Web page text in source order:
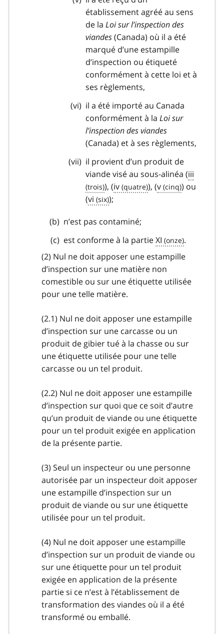
établissement agréé au sens
de la Loi sur l’inspection des
viandes(Canada) où il a été
marqué d’une estampille
d’inspection ou étiqueté
conformément à cette loi et à
ses règlements,
il a été importé au Canada
conformément à la Loi sur
l’inspection des viandes
(Canada) et à ses règlements,
il provient d’un produit de
viande visé au sous-alinéa (iii
), (iv ), (v
) ou
(vi );
n’est pas contaminé;
est conforme à la partieXI
.
(2) Nul ne doit apposer une estampille
d’inspection sur une matière non
comestible ou sur une étiquette utilisée
pour une telle matière.
(2.1) Nul ne doit apposer une estampille
d’inspection sur une carcasse ou un
produit de gibier tué à la chasse ou sur
une étiquette utilisée pour une telle
carcasse ou un tel produit.
(2.2) Nul ne doit apposer une estampille
d’inspection sur quoi que ce soit d’autre
qu’un produit de viande ou une étiquette
pour un tel produit exigée en application
de la présente partie.
(3) Seul un inspecteur ou une personne
autorisée par un inspecteur doit apposer
une estampille d’inspection sur un
produit de viande ou sur une étiquette
utilisée pour un tel produit.
(4) Nul ne doit apposer une estampille
d’inspection sur un produit de viande ou
sur une étiquette pour un tel produit
exigée en application de la présente
partie si ce n’est à l’établissement de
transformation des viandes où il a été
transformé ou emballé.